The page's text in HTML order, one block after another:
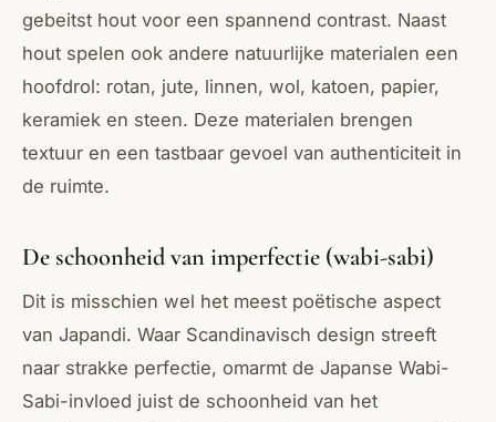
gebeitst hout voor een spannend contrast. Naast
hout spelen ook andere natuurlijke materialen een
hoofdrol: rotan, jute, linnen, wol, katoen, papier,
keramiek en steen. Deze materialen brengen
textuur en een tastbaar gevoel van authenticiteit in
de ruimte.
De schoonheid van imperfectie (wabi-sabi)
Dit is misschien wel het meest poëtische aspect
van Japandi. Waar Scandinavisch design streeft
naar strakke perfectie, omarmt de Japanse Wabi-
Sabi-invloed juist de schoonheid van het